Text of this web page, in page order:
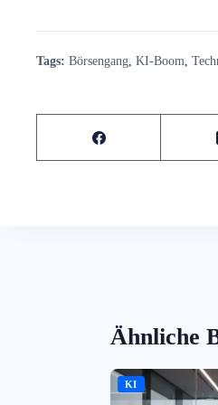
Tags: Börsengang KI-Boom
Ähnliche
KI